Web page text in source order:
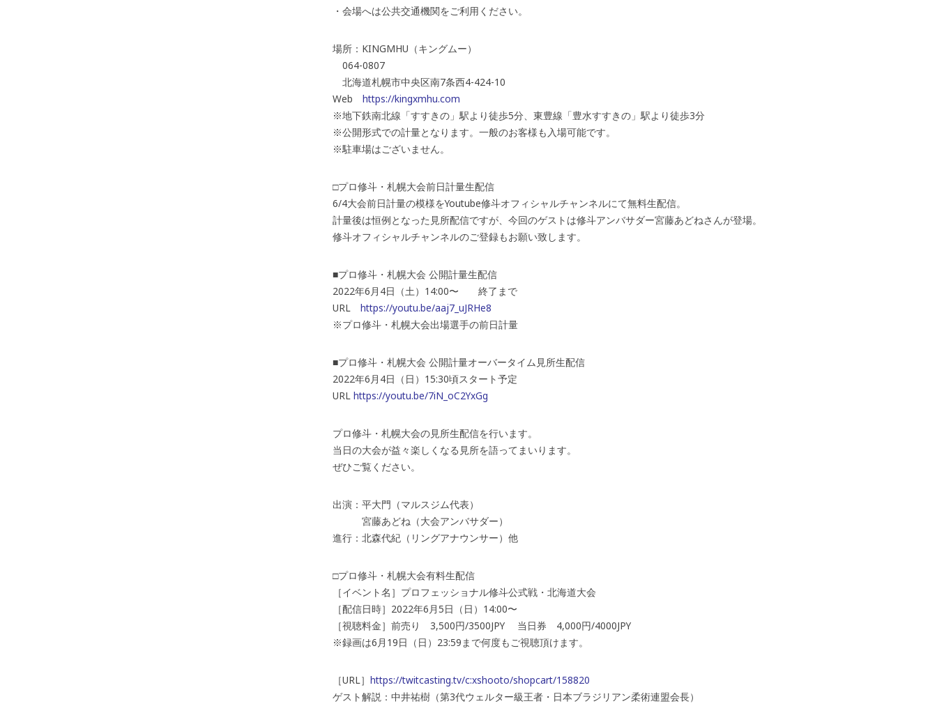
・会場へは公共交通機関をご利用ください。
場所：KINGMHU（キングムー）
064-0807
北海道札幌市中央区南7条西4-424-10
Web https://kingxmhu.com
※地下鉄南北線「すすきの」駅より徒歩5分、東豊線「豊水すすきの」駅より徒歩3分
※公開形式での計量となります。一般のお客様も入場可能です。
※駐車場はございません。
□プロ修斗・札幌大会前日計量生配信
6/4大会前日計量の模様をYoutube修斗オフィシャルチャンネルにて無料生配信。
計量後は恒例となった見所配信ですが、今回のゲストは修斗アンバサダー宮藤あどねさんが登場。
修斗オフィシャルチャンネルのご登録もお願い致します。
■プロ修斗・札幌大会 公開計量生配信
2022年6月4日（土）14:00〜 終了まで
URL https://youtu.be/aaj7_uJRHe8
※プロ修斗・札幌大会出場選手の前日計量
■プロ修斗・札幌大会 公開計量オーバータイム見所生配信
2022年6月4日（日）15:30頃スタート予定
URL https://youtu.be/7iN_oC2YxGg
プロ修斗・札幌大会の見所生配信を行います。
当日の大会が益々楽しくなる見所を語ってまいります。
ぜひご覧ください。
出演：平大門（マルスジム代表）
宮藤あどね（大会アンバサダー）
進行：北森代紀（リングアナウンサー）他
□プロ修斗・札幌大会有料生配信
［イベント名］プロフェッショナル修斗公式戦・北海道大会
［配信日時］2022年6月5日（日）14:00〜
［視聴料金］前売り 3,500円/3500JPY 当日券 4,000円/4000JPY
※録画は6月19日（日）23:59まで何度もご視聴頂けます。
［URL］ https://twitcasting.tv/c:xshooto/shopcart/158820
ゲスト解説：中井祐樹（第3代ウェルター級王者・日本ブラジリアン柔術連盟会長）